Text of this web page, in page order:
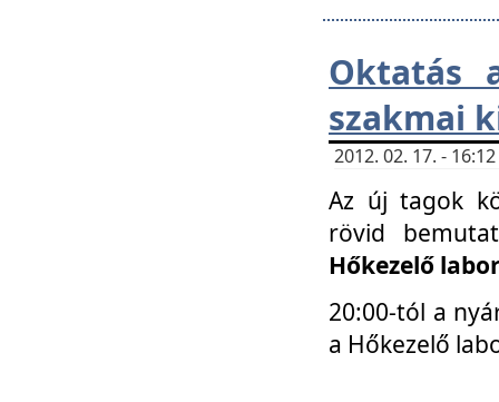
Oktatás
szakmai
2012. 02. 17. -
Az új tagok
rövid
Hőkezelő
20:00-tól a
a Hőkezelő